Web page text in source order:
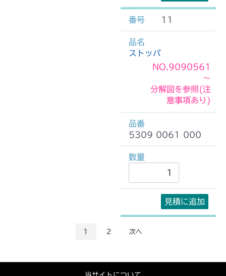
11
ストッパ
NO.9090561
～
分解図を参照(注
意事項あり)
5309 0061 000
見積に追加
1 2 次へ